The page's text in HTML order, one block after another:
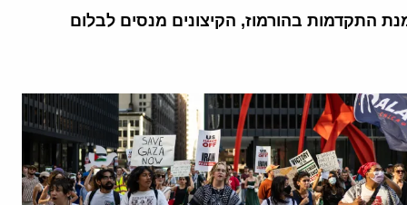
התקדמות בהורמוז, הקיצונים מנסים לבלום